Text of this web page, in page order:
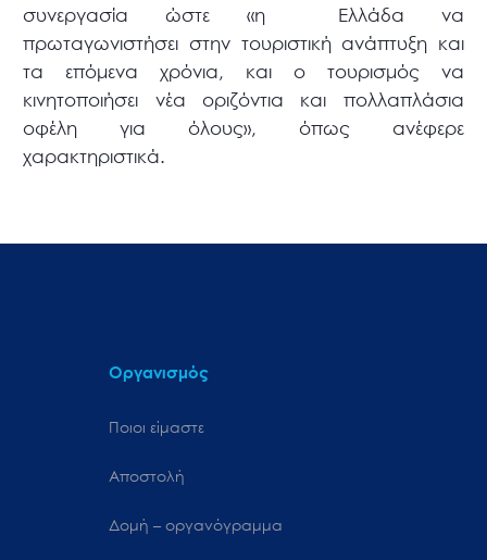
συνεργασία ώστε «η Ελλάδα να
πρωταγωνιστήσει στην τουριστική ανάπτυξη και
τα επόμενα χρόνια, και ο τουρισμός να
κινητοποιήσει νέα οριζόντια και πολλαπλάσια
οφέλη για όλους», όπως ανέφερε
χαρακτηριστικά.
Οργανισμός
Ποιοι είμαστε
Αποστολή
Δομή – οργανόγραμμα